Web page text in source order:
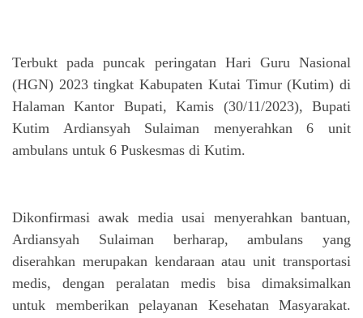
Terbukt pada puncak peringatan Hari Guru Nasional
(HGN) 2023 tingkat Kabupaten Kutai Timur (Kutim) di
Halaman Kantor Bupati, Kamis (30/11/2023), Bupati
Kutim Ardiansyah Sulaiman menyerahkan 6 unit
ambulans untuk 6 Puskesmas di Kutim.
Dikonfirmasi awak media usai menyerahkan bantuan,
Ardiansyah Sulaiman berharap, ambulans yang
diserahkan merupakan kendaraan atau unit transportasi
medis, dengan peralatan medis bisa dimaksimalkan
untuk memberikan pelayanan Kesehatan Masyarakat.